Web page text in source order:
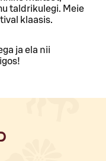
taldrikulegi. Meie
klaasis.
ja ela nii